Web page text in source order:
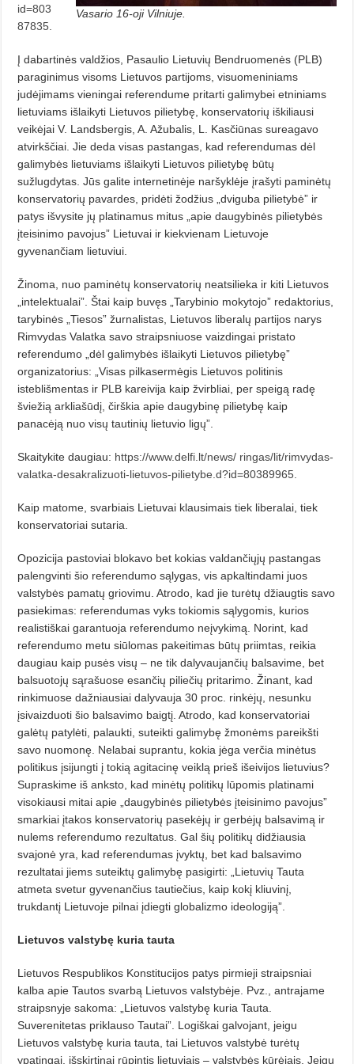
Vasario 16-oji Vilniuje.
id=803
87835
Į dabartinės valdžios, Pasaulio Lietuvių Bendruomenės (PLB)
paraginimus visoms Lietuvos partijoms, visuomeniniams
judėjimams vieningai referendume pritarti galimybei etniniams
lietuviams išlaikyti Lietuvos pilietybę, konservatorių iškiliausi
veikėjai V. Landsbergis, A. Ažubalis, L. Kasčiū­nas sureagavo
atvirkščiai. Jie deda visas pastan­gas, kad referendumas dėl
galimybės lietuviams išlaikyti Lietuvos pilietybę būtų
sužlugdytas. Jūs galite internetinėje naršyklėje įrašyti paminėtų
konservatorių pavardes, pridėti žodžius „dviguba pilietybė” ir
patys išvysite jų platinamus mitus „apie daugybinės pilietybės
įteisinimo pavojus” Lietuvai ir kiekvienam Lietuvoje
gyvenančiam lietuviui.
Žinoma, nuo paminėtų konservatorių neatsilieka ir kiti Lietuvos
„intelektualai”. Štai kaip buvęs „Tarybinio mokytojo” redaktorius,
tarybinės „Tiesos” žurnalistas, Lietuvos liberalų partijos narys
Rimvydas Valatka savo straipsniuose vaizdingai pristato
referendumo „dėl galimybės išlaikyti Lietuvos pilietybę”
organizatorius: „Visas pilkasermėgis Lietuvos politinis
isteblišmentas ir PLB kareivija kaip žvirbliai, per speigą radę
šviežią arkliašūdį, čirškia apie daugybinę pilietybę kaip
panacėją nuo visų tautinių lietuvio ligų”.
Skaitykite daugiau: https://www.delfi.lt/news/ ringas/lit/rimvydas-
valatka-desakralizuoti-lietuvos-pilietybe.d?id=80389965.
Kaip matome, svarbiais Lietuvai klausimais tiek liberalai, tiek
konservatoriai sutaria.
Opozicija pastoviai blokavo bet kokias valdančiųjų pastangas
palengvinti šio referendumo sąlygas, vis apkaltindami juos
valstybės pamatų griovimu. Atrodo, kad jie turėtų džiaugtis savo
pasiekimas: referendumas vyks tokiomis sąlygomis, kurios
realistiškai garantuoja referendumo neįvykimą. Norint, kad
referendumo metu siūlomas pakeitimas būtų priimtas, reikia
daugiau kaip pusės visų – ne tik dalyvaujančių balsavime, bet
balsuotojų sąrašuose esančių piliečių pritarimo. Žinant, kad
rinkimuose dažniausiai dalyvauja 30 proc. rinkėjų, nesunku
įsivaizduoti šio balsavimo baigtį. Atrodo, kad konservatoriai
galėtų patylėti, palaukti, suteikti galimybę žmonėms pareikšti
savo nuomonę. Nelabai suprantu, kokia jėga verčia minėtus
politikus įsijungti į tokią agitacinę veiklą prieš išeivijos lietuvius?
Supraskime iš anksto, kad minėtų politikų lūpomis platinami
visokiausi mitai apie „daugybinės pilietybės įteisinimo pavojus”
smarkiai įtakos konservatorių pasekėjų ir gerbėjų balsavimą ir
nulems referendumo rezultatus. Gal šių politikų didžiausia
svajonė yra, kad referendumas įvyktų, bet kad balsavimo
rezultatai jiems suteiktų galimybę pasigirti: „Lietuvių Tauta
atmeta svetur gyvenančius tautiečius, kaip kokį kliuvinį,
trukdantį Lietuvoje pilnai įdiegti globalizmo ideologiją”.
Lietuvos valstybę kuria tauta
Lietuvos Respublikos Konstitucijos patys pirmieji straipsniai
kalba apie Tautos svarbą Lietuvos valstybėje. Pvz., antrajame
straipsnyje sakoma: „Lietuvos valstybę kuria Tauta.
Suverenitetas priklauso Tautai”. Logiškai galvojant, jeigu
Lietuvos valstybę kuria tauta, tai Lietuvos valstybė turėtų
ypatingai, išskirtinai rūpintis lietuviais – valstybės kūrėjais. Jeigu